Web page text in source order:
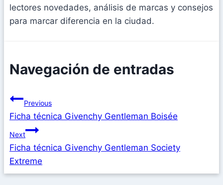
lectores novedades, análisis de marcas y consejos
para marcar diferencia en la ciudad.
Navegación de entradas
Previous
Ficha técnica Givenchy Gentleman Boisée
Next
Ficha técnica Givenchy Gentleman Society
Extreme